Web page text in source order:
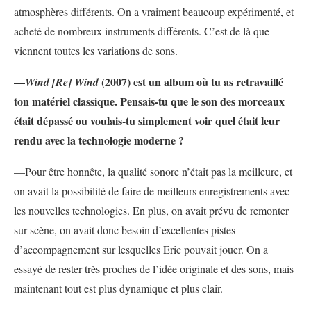
atmosphères différents. On a vraiment beaucoup expérimenté, et
acheté de nombreux instruments différents. C’est de là que
viennent toutes les variations de sons.
—Wind [Re] Wind(2007) est un album où tu as retravaillé
ton matériel classique. Pensais-tu que le son des morceaux
était dépassé ou voulais-tu simplement voir quel était leur
rendu avec la technologie moderne ?
—Pour être honnête, la qualité sonore n’était pas la meilleure, et
on avait la possibilité de faire de meilleurs enregistrements avec
les nouvelles technologies. En plus, on avait prévu de remonter
sur scène, on avait donc besoin d’excellentes pistes
d’accompagnement sur lesquelles Eric pouvait jouer. On a
essayé de rester très proches de l’idée originale et des sons, mais
maintenant tout est plus dynamique et plus clair.